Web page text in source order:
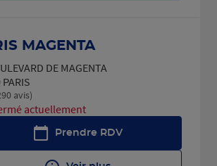
MAGENTA
DE MAGENTA
de 4.3 sur 5
avis)
actuellement
Prendre RDV